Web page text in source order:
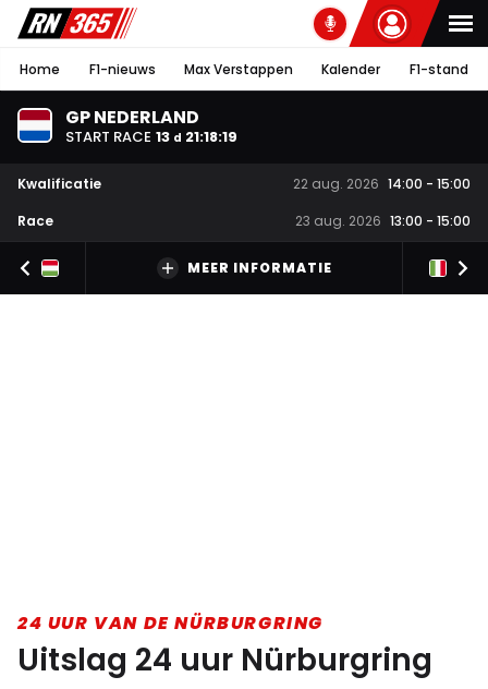
Home F1-nieuws Max Verstappen Kalender F1-stand
GP NEDERLAND
START RACE 13 d 21:18:19
Kwalificatie 22 aug. 2026 14:00 - 15:00
Race
23 aug. 2026 13:00 - 15:00
MEER INFORMATIE
24 UUR VAN DE NÜRBURGRING
Uitslag 24 uur Nürburgring